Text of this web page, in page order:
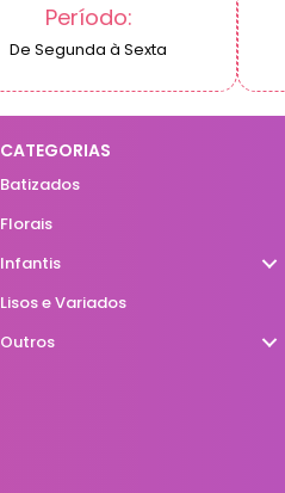
Período:
De Segunda à Sexta
CATEGORIAS
Batizados
Florais
Infantis
Lisos e Variados
Outros